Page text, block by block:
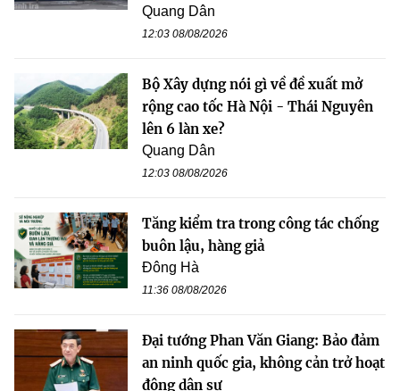
Quang Dân
12:03 08/08/2026
Bộ Xây dựng nói gì về đề xuất mở
rộng cao tốc Hà Nội - Thái Nguyên
lên 6 làn xe?
Quang Dân
12:03 08/08/2026
Tăng kiểm tra trong công tác chống
buôn lậu, hàng giả
Đông Hà
11:36 08/08/2026
Đại tướng Phan Văn Giang: Bảo đảm
an ninh quốc gia, không cản trở hoạt
động dân sự